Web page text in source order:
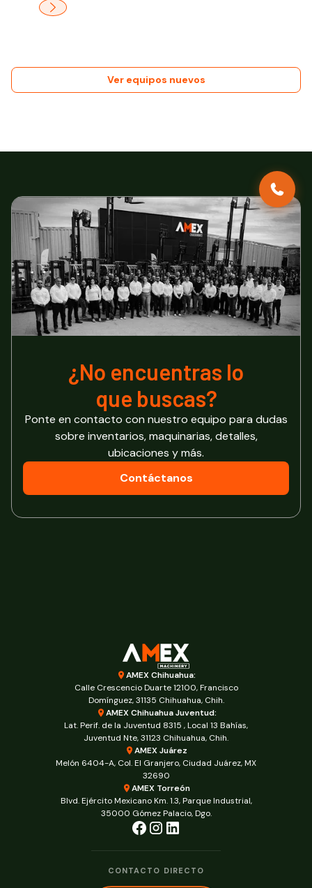
Ver equipos nuevos
¿No encuentras lo
que buscas?
Ponte en contacto con nuestro equipo para dudas
sobre inventarios, maquinarias, detalles,
ubicaciones y más.
Contáctanos
AMEX Chihuahua:
Calle Crescencio Duarte 12100, Francisco
Domínguez, 31135 Chihuahua, Chih.
AMEX Chihuahua Juventud:
Lat. Perif. de la Juventud 8315 , Local 13 Bahías,
Juventud Nte, 31123 Chihuahua, Chih.
AMEX Juárez
Melón 6404-A, Col. El Granjero, Ciudad Juárez, MX
32690
AMEX Torreón
Blvd. Ejército Mexicano Km. 1.3, Parque Industrial,
35000 Gómez Palacio, Dgo.
CONTACTO DIRECTO